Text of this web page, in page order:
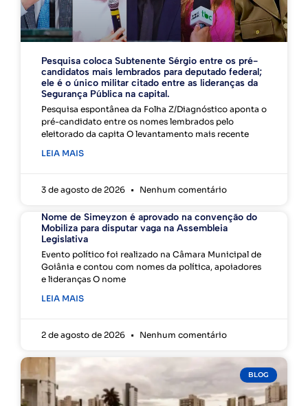
Pesquisa coloca Subtenente Sérgio entre os pré-
candidatos mais lembrados para deputado federal;
ele é o único militar citado entre as lideranças da
Segurança Pública na capital.
Pesquisa espontânea da Folha Z/Diagnóstico aponta o
pré-candidato entre os nomes lembrados pelo
eleitorado da capita O levantamento mais recente
LEIA MAIS
3 de agosto de 2026 Nenhum comentário
Nome de Simeyzon é aprovado na convenção do
Mobiliza para disputar vaga na Assembleia
Legislativa
Evento político foi realizado na Câmara Municipal de
Goiânia e contou com nomes da política, apoiadores
e lideranças O nome
LEIA MAIS
2 de agosto de 2026 Nenhum comentário
BLOG